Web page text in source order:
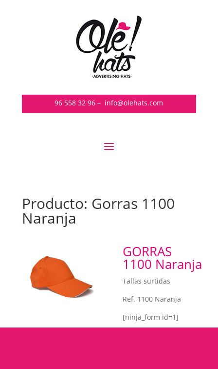
96 558 32 96 – info@olehats.com
Producto: Gorras 1100
Naranja
GORRAS
1100 Naranja
Tallas surtidas
Ref. 1100 Naranja
[ninja_form id=1]